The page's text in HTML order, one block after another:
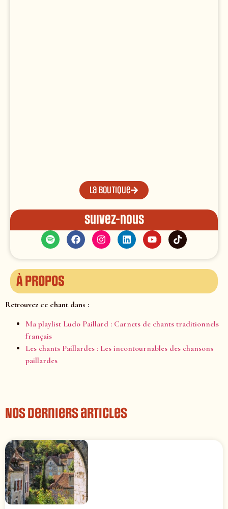
La boutique
Suivez-nous
À propos
Retrouvez ce chant dans :
Ma playlist Ludo Paillard : Carnets de chants traditionnels
français
Les chants Paillardes : Les incontournables des chansons
paillardes
Nos derniers articles